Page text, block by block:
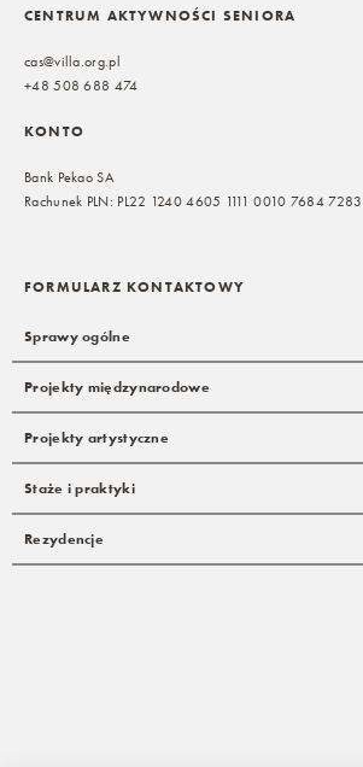
CENTRUM AKTYWNOŚCI SENIORA
cas@villa.org.pl
+48 508 688 474
KONTO
Bank Pekao SA
Rachunek PLN: PL22 1240 4605 1111 0010 7684 7283
FORMULARZ KONTAKTOWY
Sprawy ogólne
Projekty międzynarodowe
Projekty artystyczne
Staże i praktyki
Rezydencje